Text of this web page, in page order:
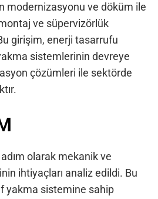
modernizasyonu ve döküm ile
ve süpervizörlük
girişim, enerji tasarrufu
sistemlerinin devreye
çözümleri ile sektörde
olarak mekanik ve
ihtiyaçları analiz edildi. Bu
yakma sistemine sahip